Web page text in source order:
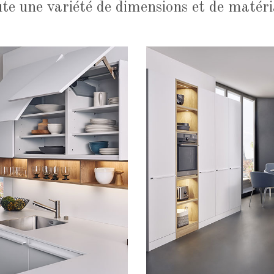
une variété de dimensions et de